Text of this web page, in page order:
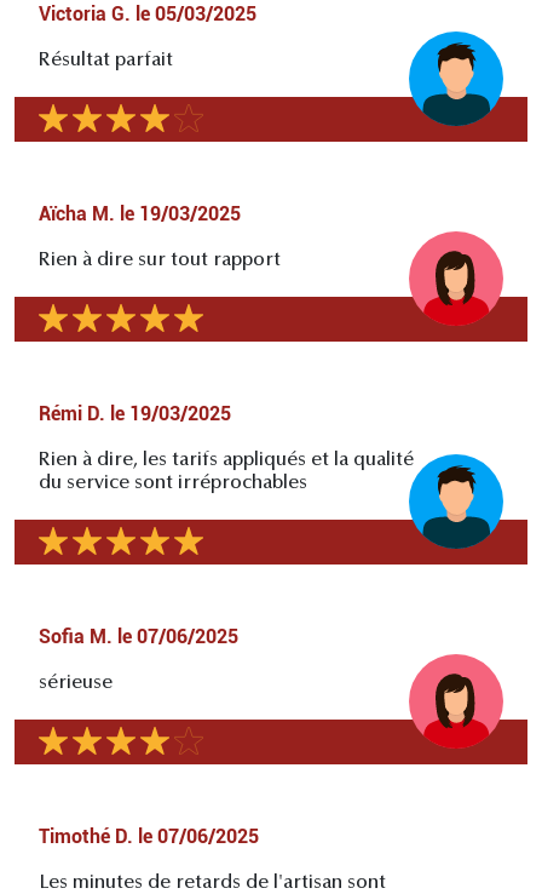
Victoria G. le 05/03/2025
Résultat parfait
Aïcha M. le 19/03/2025
Rien à dire sur tout rapport
Rémi D. le 19/03/2025
Rien à dire, les tarifs appliqués et la qualité
du service sont irréprochables
Sofia M. le 07/06/2025
sérieuse
Timothé D. le 07/06/2025
Les minutes de retards de l'artisan sont